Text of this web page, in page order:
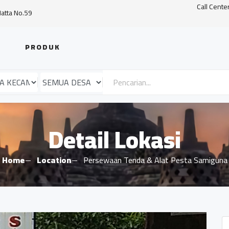
No.59 Call
PRODUK
Detail Lokasi
Home Location Persewaan Tenda & Alat Pesta Samiguna